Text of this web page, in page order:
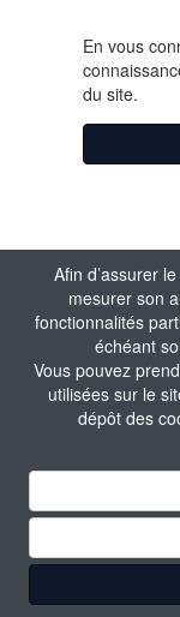
Afin d’assurer
mesurer son
fonctionnalités
échéant
Vous pouvez
utilisées sur le
dépôt des
En vous
du site.